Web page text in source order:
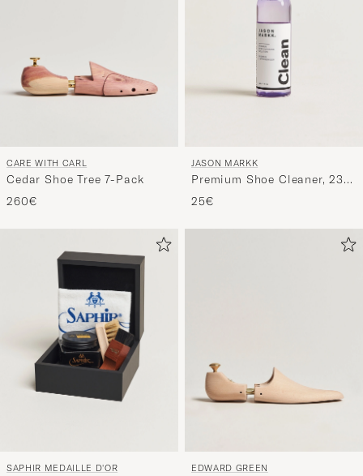
CARE WITH CARL
Cedar Shoe Tree 7-Pack
260€
JASON MARKK
Premium Shoe Cleaner, 236
ml
25€
SAPHIR MEDAILLE D'OR EDWARD GREEN